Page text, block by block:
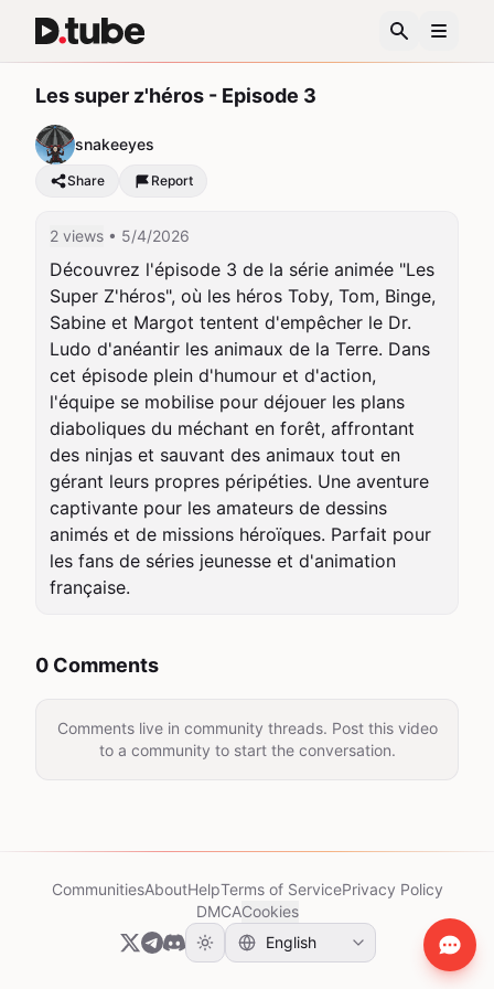
Les super z'héros - Episode 3
snakeeyes
Share Report
2 views • 5/4/2026
Découvrez l'épisode 3 de la série animée "Les
Super Z'héros", où les héros Toby, Tom, Binge,
Sabine et Margot tentent d'empêcher le Dr.
Ludo d'anéantir les animaux de la Terre. Dans
cet épisode plein d'humour et d'action,
l'équipe se mobilise pour déjouer les plans
diaboliques du méchant en forêt, affrontant
des ninjas et sauvant des animaux tout en
gérant leurs propres péripéties. Une aventure
captivante pour les amateurs de dessins
animés et de missions héroïques. Parfait pour
les fans de séries jeunesse et d'animation
française.
0 Comments
Comments live in community threads. Post this video
to a community to start the conversation.
CommunitiesAboutHelpTerms of ServicePrivacy Policy
DMCACookies